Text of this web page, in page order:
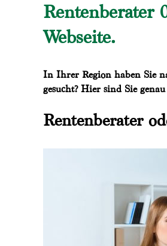
Rentenberater
Webseite.
In Ihrer Region haben Sie
gesucht? Hier sind Sie
Rentenberater